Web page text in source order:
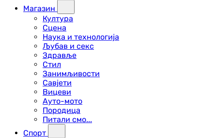
Магазин
Култура
Сцена
Наука и технологија
Љубав и секс
Здравље
Стил
Занимљивости
Савјети
Вицеви
Ауто-мото
Породица
Питали смо...
Спорт